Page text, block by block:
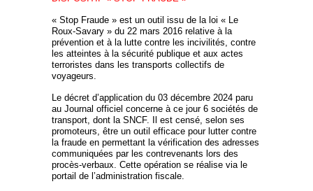
« Stop Fraude » est un outil issu de la loi « Le
Roux-Savary » du 22 mars 2016 relative à la
prévention et à la lutte contre les incivilités, contre
les atteintes à la sécurité publique et aux actes
terroristes dans les transports collectifs de
voyageurs.
Le décret d’application du 03 décembre 2024 paru
au Journal officiel concerne à ce jour 6 sociétés de
transport, dont la SNCF. Il est censé, selon ses
promoteurs, être un outil efficace pour lutter contre
la fraude en permettant la vérification des adresses
communiquées par les contrevenants lors des
procès-verbaux. Cette opération se réalise via le
portail de l’administration fiscale.